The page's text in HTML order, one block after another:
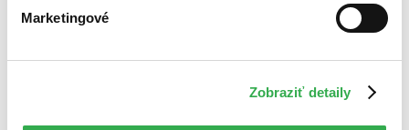
Marketingové
Zobraziť detaily